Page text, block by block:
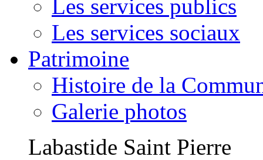
Les services publics
Les services sociaux
Patrimoine
Histoire de la
Galerie photos
Labastide Saint Pierre